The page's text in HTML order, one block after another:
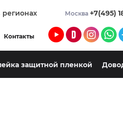
регионах Москва +7(495)
Контакты
защитной пленкой